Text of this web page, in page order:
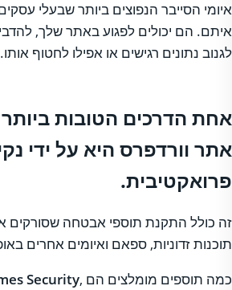
איומי הסייבר הנפוצים ביותר שבעלי
איתם. הם יכולים לפגוע באתר שלך,
לגנוב נתונים רגישים או אפילו לחטוף אותו.
אחת הדרכים הטובות
אתר וורדפרס היא על ידי
פרואקטיבית.
זה כולל התקנת תוספי אבטחה שסורקים
תוכנות זדוניות, ספאם ואיומים אחרים
כמה תוספים מומלצים הם Security,